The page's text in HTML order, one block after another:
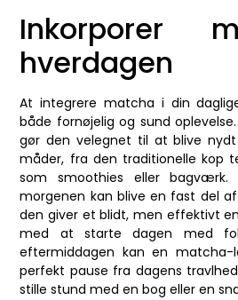
Inkorporer
hverdagen
At integrere matcha i din
både fornøjelig og sund
gør den velegnet til at blive
måder, fra den traditionelle kop
som smoothies eller
morgenen kan blive en fast del
den giver et blidt, men effektivt
med at starte dagen med
eftermiddagen kan en
perfekt pause fra dagens
stille stund med en bog eller en